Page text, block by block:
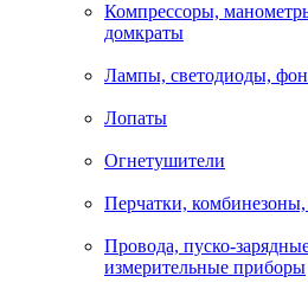
Компрессоры,
домкраты
Лампы, светодиоды,
Лопаты
Огнетушители
Перчатки, комбинезоны,
Провода, пуско-
измерительные приборы